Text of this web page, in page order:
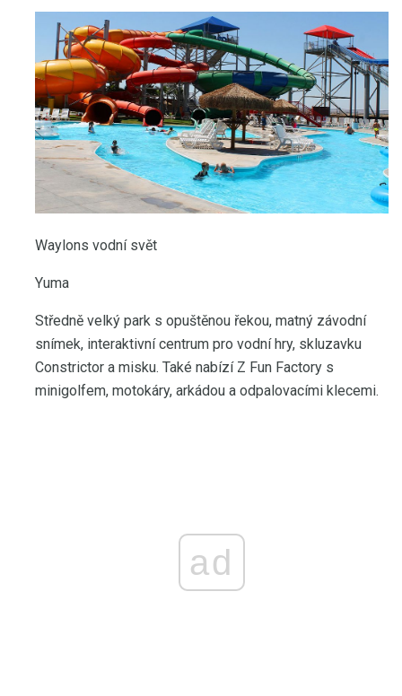
Waylons vodní svět
Yuma
Středně velký park s opuštěnou řekou, matný závodní
snímek, interaktivní centrum pro vodní hry, skluzavku
Constrictor a misku. Také nabízí Z Fun Factory s
minigolfem, motokáry, arkádou a odpalovacími klecemi.
ad